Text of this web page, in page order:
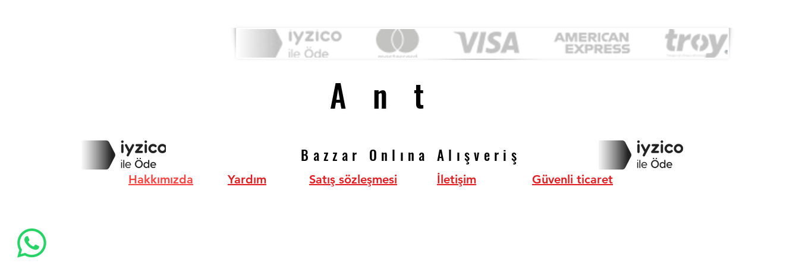
Ant
Ant
Bazzar Onlına Alışveriş
Bazzar Onlına Alışveriş
Hakkımızda Yardım Satış sözleşmesi İletişim Güvenli ticaret